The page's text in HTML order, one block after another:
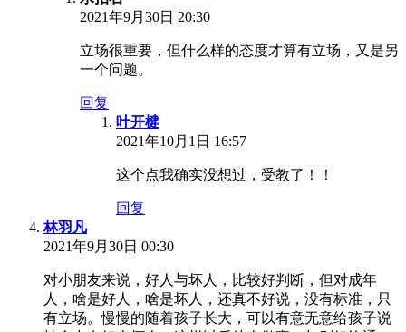
2021年9月30日 20:30
立场很重要，但什么样的态度才算有立场，又是另
一个问题。
回复
叶开楗
2021年10月1日 16:57
这个点我确实没想过，受教了！！
回复
林羽凡
2021年9月30日 00:30
对小朋友来说，好人与坏人，比较好判断，但对成年
人，啥是好人，啥是坏人，还真不好说，没有标准，只
有立场。慢慢的随着孩子长大，可以有意无意给孩子说